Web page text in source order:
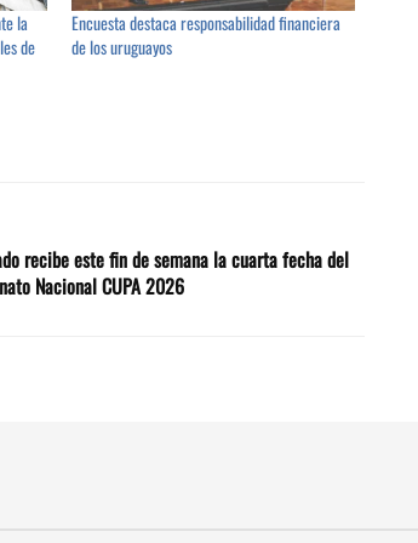
la
de
Encuesta destaca responsabilidad financiera
de los uruguayos
recibe este fin de semana la cuarta fecha del
Nacional CUPA 2026